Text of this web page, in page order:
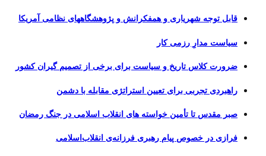
قابل توجه شهریاری و همفکرانش و پژوهشگاههای نظامی آمریکا
سیاست مدارِ رزمی کار
ضرورت کلاس تاریخ و سیاست برای برخی از تصمیم گیران کشور
راهبردی تجربی برای تعیین استراتژی مقابله با دشمن
صبر مقدس تا تأمین خواسته های انقلاب اسلامی در جنگ رمضان
فرازی در خصوص پیام رهبری فرزانه‌ی انقلاب‌اسلامی